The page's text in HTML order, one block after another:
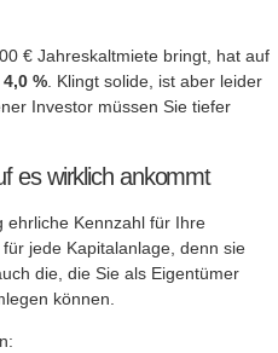
€ Jahreskaltmiete bringt, hat auf
4,0 % . Klingt solide, ist aber leider
Investor müssen Sie tiefer
es wirklich ankommt
ehrliche Kennzahl für Ihre
jede Kapitalanlage, denn sie
die, die Sie als Eigentümer
können.